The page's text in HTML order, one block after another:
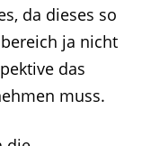
da dieses so
ja nicht
das
muss.